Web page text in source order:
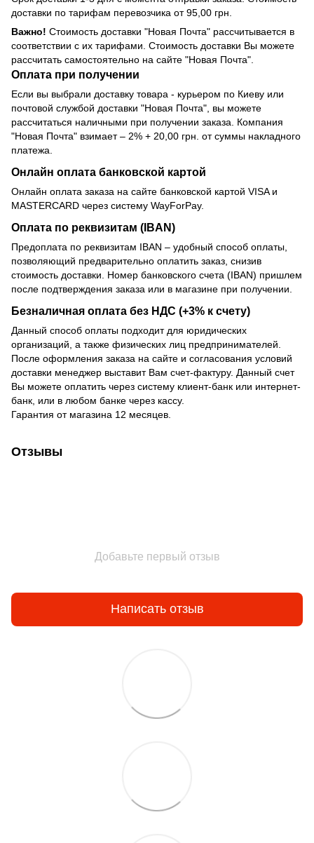
доставки по тарифам перевозчика от 95,00 грн.
Важно! Стоимость доставки "Новая Почта" рассчитывается в
соответствии с их тарифами. Стоимость доставки Вы можете
рассчитать самостоятельно на сайте "Новая Почта".
Оплата при получении
Если вы выбрали доставку товара - курьером по Киеву или
почтовой службой доставки "Новая Почта", вы можете
рассчитаться наличными при получении заказа. Компания
"Новая Почта" взимает – 2% + 20,00 грн. от суммы накладного
платежа.
Онлайн оплата банковской картой
Онлайн оплата заказа на сайте банковской картой VISA и
MASTERCARD через систему WayForPay.
Оплата по реквизитам (IBAN)
Предоплата по реквизитам IBAN – удобный способ оплаты,
позволяющий предварительно оплатить заказ, снизив
стоимость доставки. Номер банковского счета (IBAN) пришлем
после подтверждения заказа или в магазине при получении.
Безналичная оплата без НДС (+3% к счету)
Данный способ оплаты подходит для юридических
организаций, а также физических лиц предпринимателей.
После оформления заказа на сайте и согласования условий
доставки менеджер выставит Вам счет-фактуру. Данный счет
Вы можете оплатить через систему клиент-банк или интернет-
банк, или в любом банке через кассу.
Гарантия от магазина 12 месяцев.
Отзывы
Добавьте первый отзыв
Написать отзыв